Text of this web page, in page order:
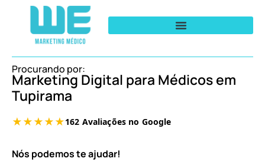
Procurando por:
Marketing Digital para Médicos em
Tupirama
Nós podemos te ajudar!